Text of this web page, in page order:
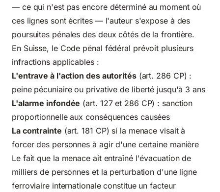
— ce qui n'est pas encore déterminé au moment où
ces lignes sont écrites — l'auteur s'expose à des
poursuites pénales des deux côtés de la frontière.
En Suisse, le Code pénal fédéral prévoit plusieurs
infractions applicables :
L'entrave à l'action des autorités(art. 286 CP) :
peine pécuniaire ou privative de liberté jusqu'à 3 ans
L'alarme infondée (art. 127 et 286 CP) : sanction
proportionnelle aux conséquences causées
La contrainte (art. 181 CP) si la menace visait à
forcer des personnes à agir d'une certaine manière
Le fait que la menace ait entraîné l'évacuation de
milliers de personnes et la perturbation d'une ligne
ferroviaire internationale constitue un facteur